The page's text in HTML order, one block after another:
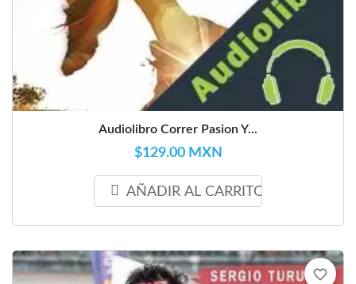
Audiolibro Correr Pasion Y...
$129.00 MXN
AÑADIR AL CARRITO
favorite_border